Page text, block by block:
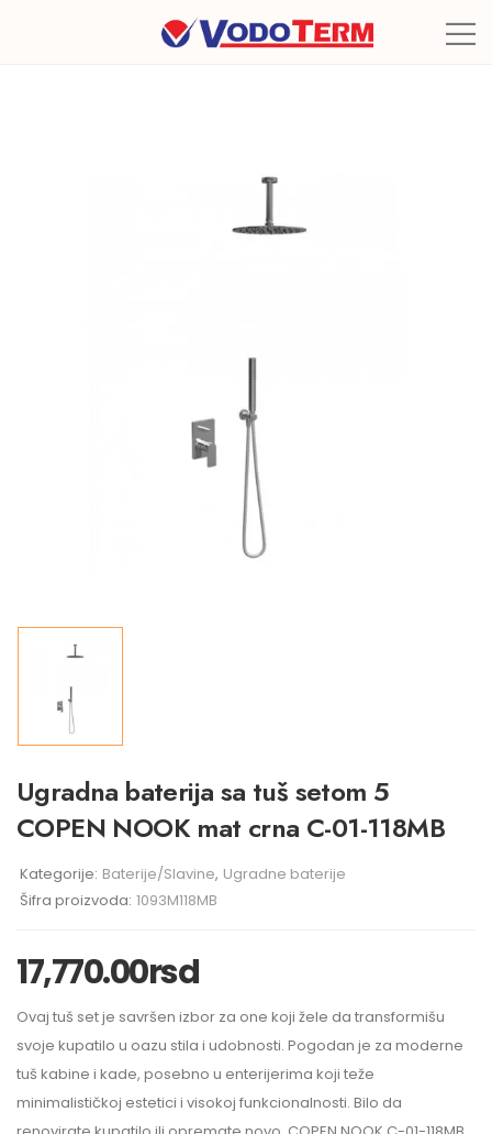
Ugradna baterija sa tuš setom 5
COPEN NOOK mat crna C-01-118MB
Kategorije: Baterije/Slavine, Ugradne baterije
Šifra proizvoda: 1093M118MB
17,770.00rsd
Ovaj tuš set je savršen izbor za one koji žele da transformišu
svoje kupatilo u oazu stila i udobnosti. Pogodan je za moderne
tuš kabine i kade, posebno u enterijerima koji teže
minimalističkoj estetici i visokoj funkcionalnosti. Bilo da